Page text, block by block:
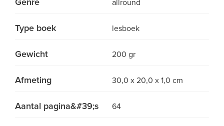
allround
Type boek lesboek
Gewicht 200 gr
Afmeting 30,0 x 20,0 x 1,0 cm
Aantal pagina&#39;s 64